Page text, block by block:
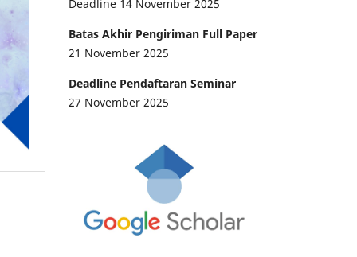
Deadline 14 November 2025
Batas Akhir Pengiriman Full Paper
21 November 2025
Deadline Pendaftaran Seminar
27 November 2025